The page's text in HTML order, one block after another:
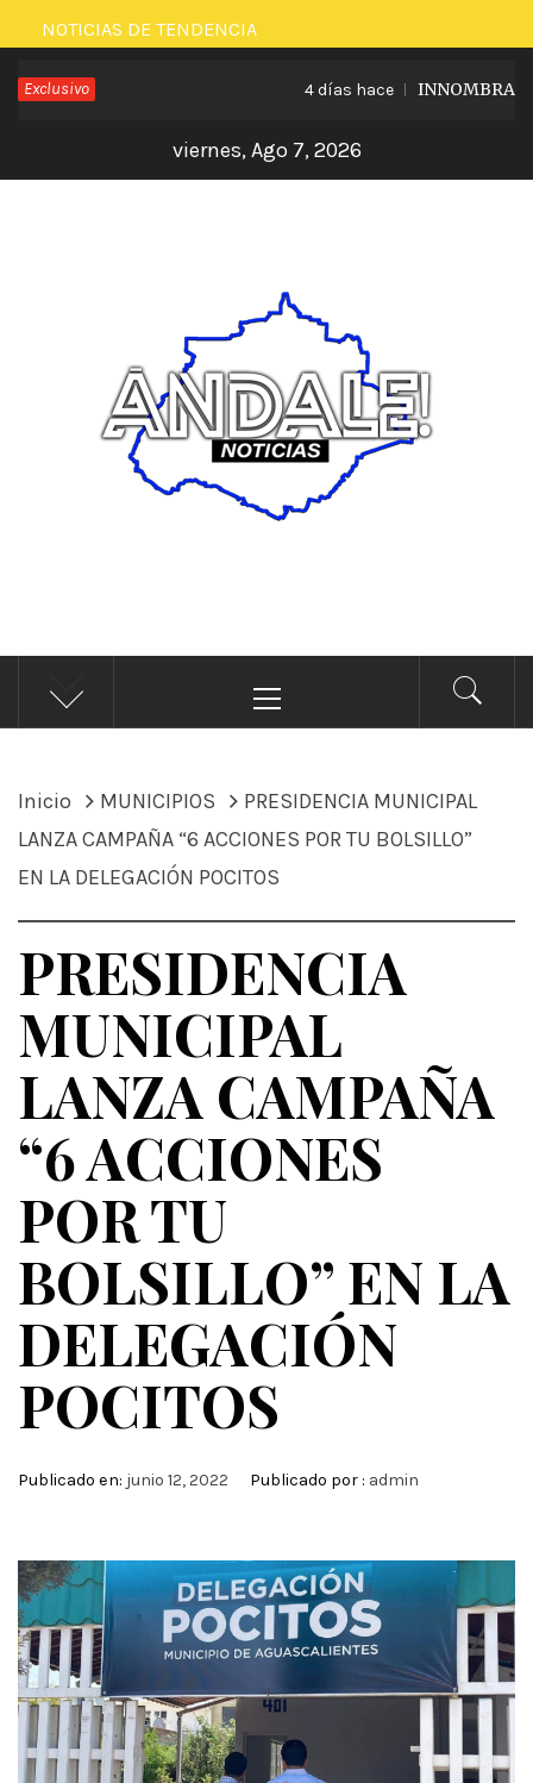
Saltar
al
contenido
NOTICIAS DE TENDENCIA
Exclusivo 4 días hace INNOMBRABLE
viernes, Ago 7, 2026
ÁNDALE NOTICIAS
Noticias
principal
Inicio MUNICIPIOS
PRESIDENCIA MUNICIPAL
LANZA CAMPAÑA “6 ACCIONES POR TU BOLSILLO”
EN LA DELEGACIÓN POCITOS
PRESIDENCIA
MUNICIPAL
LANZA CAMPAÑA
“6 ACCIONES
POR TU
BOLSILLO” EN LA
DELEGACIÓN
POCITOS
Publicado en: junio 12, 2022 Publicado por : admin